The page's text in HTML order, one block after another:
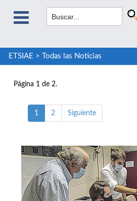
ETSIAE > Todas las Noticias
Página 1 de 2.
1 2 Siguiente